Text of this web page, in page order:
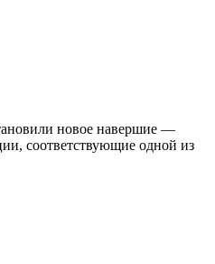
новое навершие —
соответствующие одной из